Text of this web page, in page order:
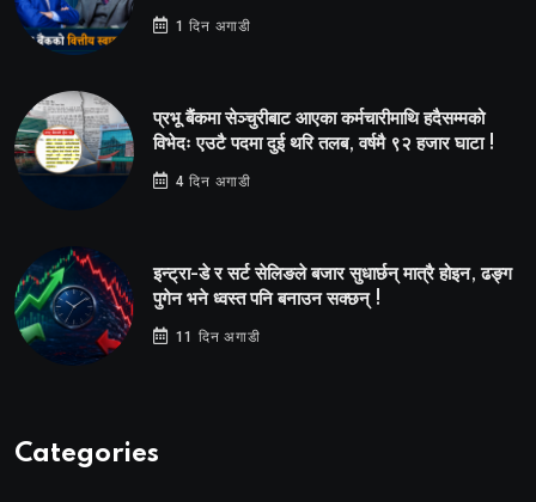
1 दिन अगाडी
प्रभू बैंकमा सेञ्चुरीबाट आएका कर्मचारीमाथि हदैसम्मको
विभेदः एउटै पदमा दुई थरि तलब, वर्षमै ९२ हजार घाटा !
4 दिन अगाडी
इन्ट्रा-डे र सर्ट सेलिङले बजार सुधार्छन् मात्रै होइन, ढङ्ग
पुगेन भने ध्वस्त पनि बनाउन सक्छन् !
11 दिन अगाडी
Categories